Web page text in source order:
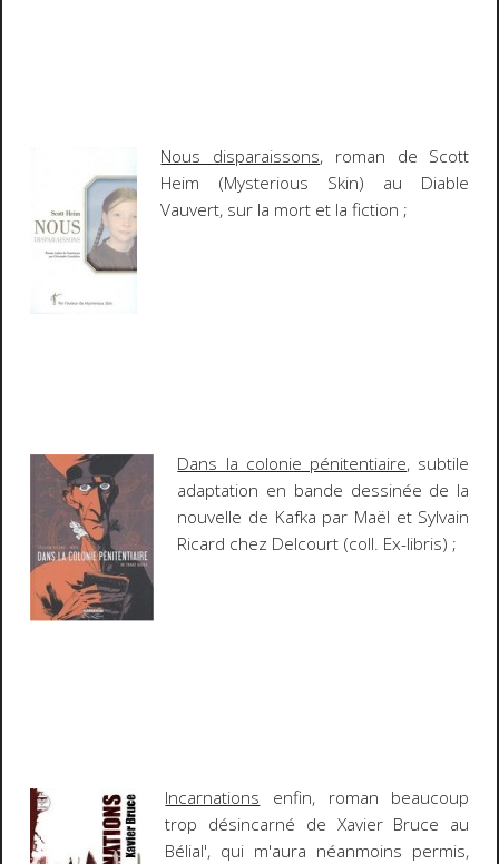
Nous disparaissons, roman de Scott
Heim (Mysterious Skin) au Diable
Vauvert, sur la mort et la fiction ;
Dans la colonie pénitentiaire, subtile
adaptation en bande dessinée de la
nouvelle de Kafka par Maël et Sylvain
Ricard chez Delcourt (coll. Ex-libris) ;
Incarnations enfin, roman beaucoup
trop désincarné de Xavier Bruce au
Bélial', qui m'aura néanmoins permis,